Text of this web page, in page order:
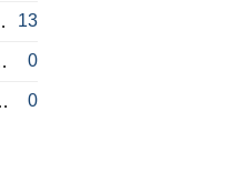
Madride 13
nesėkmę 0
– nauji rekordai 0